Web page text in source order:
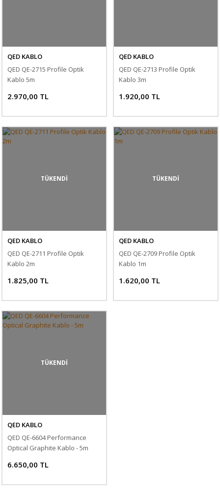
QED KABLO
QED QE-2715 Profile Optik
Kablo 5m
2.970,00 TL
QED KABLO
QED QE-2713 Profile Optik
Kablo 3m
1.920,00 TL
TÜKENDİ
QED KABLO
QED QE-2711 Profile Optik
Kablo 2m
1.825,00 TL
TÜKENDİ
QED KABLO
QED QE-2709 Profile Optik
Kablo 1m
1.620,00 TL
TÜKENDİ
QED KABLO
QED QE-6604 Performance
Optical Graphite Kablo - 5m
6.650,00 TL